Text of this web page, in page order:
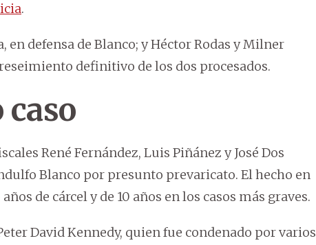
.
en defensa de Blanco; y Héctor Rodas y Milner
definitivo de los dos procesados.
René Fernández, Luis Piñánez y José Dos
Blanco por presunto prevaricato. El hecho en
de cárcel y de 10 años en los casos más graves.
David Kennedy, quien fue condenado por varios